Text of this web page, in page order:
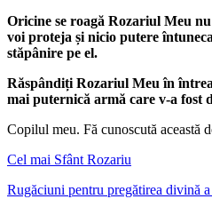
Oricine se roagă Rozariul Meu
voi proteja și nicio putere
stăpânire pe el.
Răspândiți Rozariul Meu în
mai puternică armă care v-a fost
Copilul meu. Fă cunoscută această
Cel mai Sfânt Rozariu
Rugăciuni pentru pregătirea divină